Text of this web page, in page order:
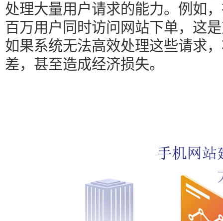
处理大量用户请求的能力。例如
百万用户同时访问网站下单，这
如果系统无法高效处理这些请求
差，甚至造成经济损失。